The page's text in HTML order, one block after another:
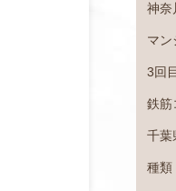
神奈
マン
3回目
鉄筋
千葉
種類